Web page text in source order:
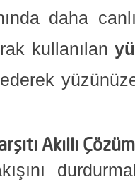
daha
kullanılan
Akıllı